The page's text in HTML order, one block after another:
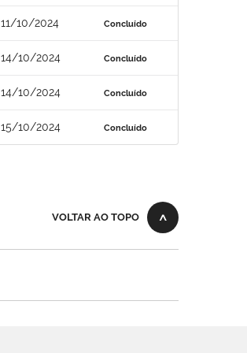
11/10/2024 Concluído
14/10/2024 Concluído
14/10/2024 Concluído
15/10/2024 Concluído
VOLTAR AO TOPO